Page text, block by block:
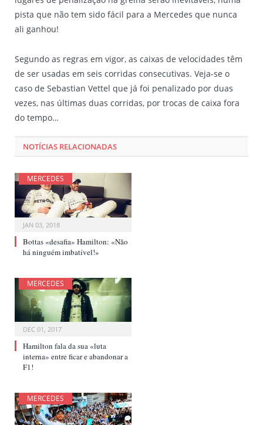
pista que não tem sido fácil para a Mercedes que nunca
ali ganhou!
Segundo as regras em vigor, as caixas de velocidades têm
de ser usadas em seis corridas consecutivas. Veja-se o
caso de Sebastian Vettel que já foi penalizado por duas
vezes, nas últimas duas corridas, por trocas de caixa fora
do tempo…
NOTÍCIAS RELACIONADAS
MERCEDES
JAN 03, 2018
Bottas «desafia» Hamilton: «Não
há ninguém imbatível!»
MERCEDES
DEC 01, 2017
Hamilton fala da sua «luta
interna» entre ficar e abandonar a
F1!
MERCEDES